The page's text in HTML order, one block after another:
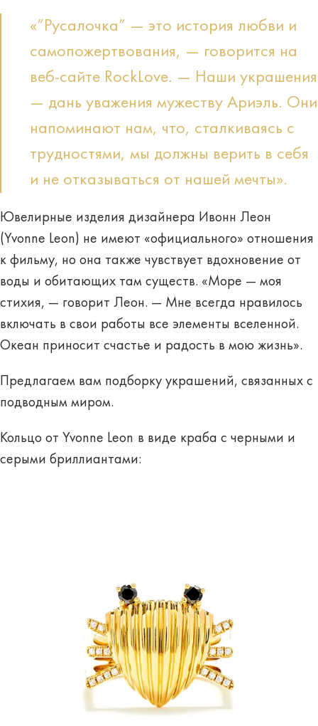
«”Русалочка” — это история любви и
самопожертвования, — говорится на
веб-сайте RockLove. — Наши украшения
— дань уважения мужеству Ариэль. Они
напоминают нам, что, сталкиваясь с
трудностями, мы должны верить в себя
и не отказываться от нашей мечты».
Ювелирные изделия дизайнера Ивонн Леон
(Yvonne Leon) не имеют «официального» отношения
к фильму, но она также чувствует вдохновение от
воды и обитающих там существ. «Море — моя
стихия, — говорит Леон. — Мне всегда нравилось
включать в свои работы все элементы вселенной.
Океан приносит счастье и радость в мою жизнь».
Предлагаем вам подборку украшений, связанных с
подводным миром.
Кольцо от Yvonne Leon в виде краба с черными и
серыми бриллиантами: